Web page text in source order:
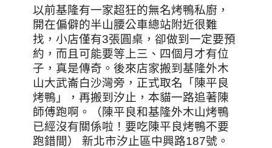
以前基隆有一家超狂的無名烤鴨私廚，
開在偏僻的半山腰公車總站附近很難
找，小店僅有3張圓桌，卻做到一定要預
約，而且可能要等上三、四個月才有位
子，真是傳奇。後來店家搬到基隆外木
山大武崙白沙灣旁，正式取名「陳平良
烤鴨」，再搬到汐止，本貓一路追著陳
師傅跑啊。（陳平良和基隆外木山烤鴨
已經沒有關係啦！要吃陳平良烤鴨不要
跑錯間） 新北市汐止區中興路187號。